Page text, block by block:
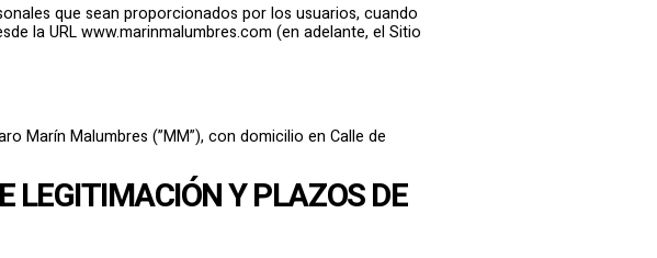
que sean proporcionados por los usuarios, cuando
la URL www.marinmalumbres.com (en adelante, el Sitio
Marín Malumbres (”MM”), con domicilio en Calle de
LEGITIMACIÓN Y PLAZOS DE